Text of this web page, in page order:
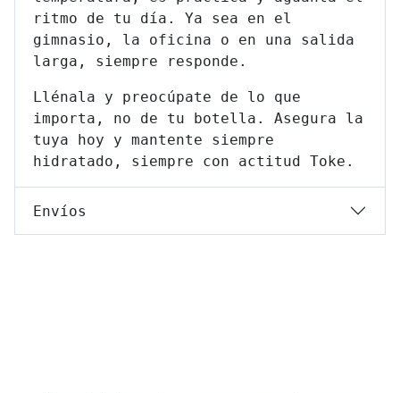
ritmo de tu día. Ya sea en el
gimnasio, la oficina o en una salida
larga, siempre responde.
Llénala y preocúpate de lo que
importa, no de tu botella. Asegura la
tuya hoy y mantente siempre
hidratado, siempre con actitud Toke.
Envíos